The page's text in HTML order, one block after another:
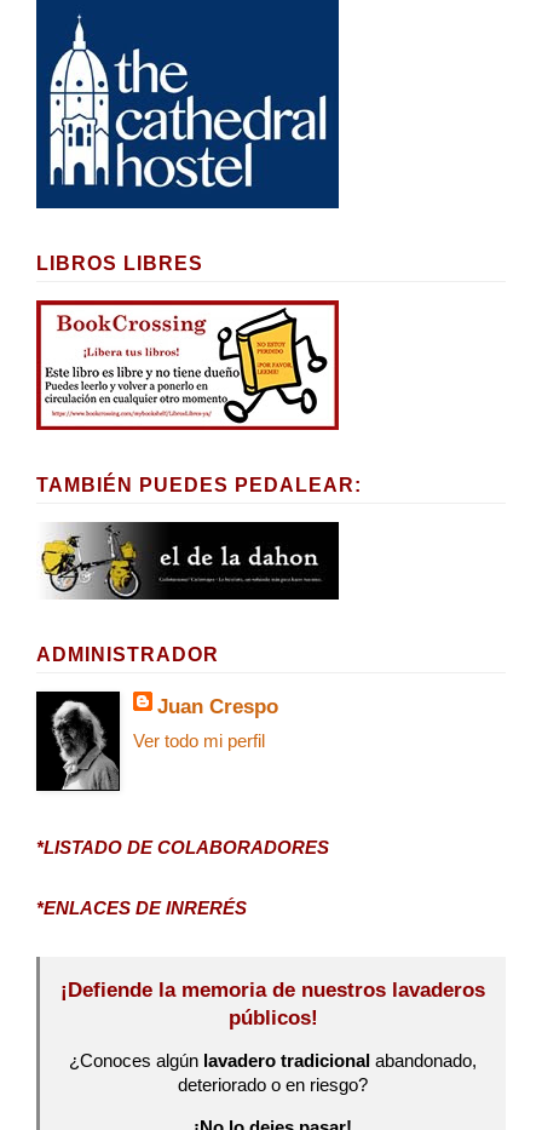
LIBROS LIBRES
TAMBIÉN PUEDES PEDALEAR:
ADMINISTRADOR
Juan Crespo
Ver todo mi perfil
*LISTADO DE COLABORADORES
*ENLACES DE INRERÉS
¡Defiende la memoria de nuestros lavaderos
públicos!
¿Conoces algún lavadero tradicional abandonado,
deteriorado o en riesgo?